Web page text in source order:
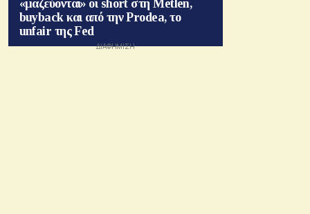
«μαζεύονται» οι short στη Metlen,
buyback και από την Prodea, το
unfair της Fed